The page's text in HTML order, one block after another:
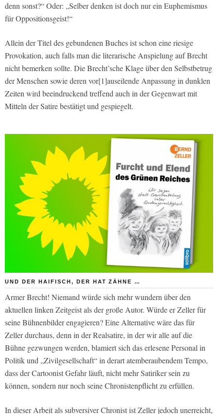
denn sonst?“ Oder: „Selber denken ist doch nur ein Euphemismus
für Oppositionsgeist!“
Allein der Titel des gebundenen Buches ist schon eine riesige
Provokation, auch falls man die literarische Anspielung auf Brecht
nicht bemerken sollte. Die Brecht’sche Klage über den Selbstbetrug
der Menschen sowie deren vor[1]auseilende Anpassung in dunklen
Zeiten wird beeindruckend treffend auch in der Gegenwart mit
Mitteln der Satire bestätigt und gespiegelt.
UND DER HAIFISCH, DER HAT ZÄHNE …
Armer Brecht! Niemand würde sich mehr wundern über den
aktuellen linken Zeitgeist als der große Autor. Würde er Zeller für
seine Bühnenbilder engagieren? Eine Alternative wäre das für
Zeller durchaus, denn in der Realsatire, in der wir alle auf die
Bühne gezwungen werden, blamiert sich das erlesene Personal in
Politik und „Zivilgesellschaft“ in derart atemberaubendem Tempo,
dass der Cartoonist Gefahr läuft, nicht mehr Satiriker sein zu
können, sondern nur noch seine Chronistenpflicht zu erfüllen.
In dieser Arbeit als subversiver Chronist ist Zeller jedoch unerreicht,